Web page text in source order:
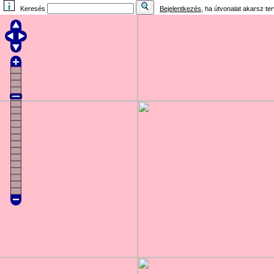
Keresés Bejelentkezés , ha útvonalat akarsz